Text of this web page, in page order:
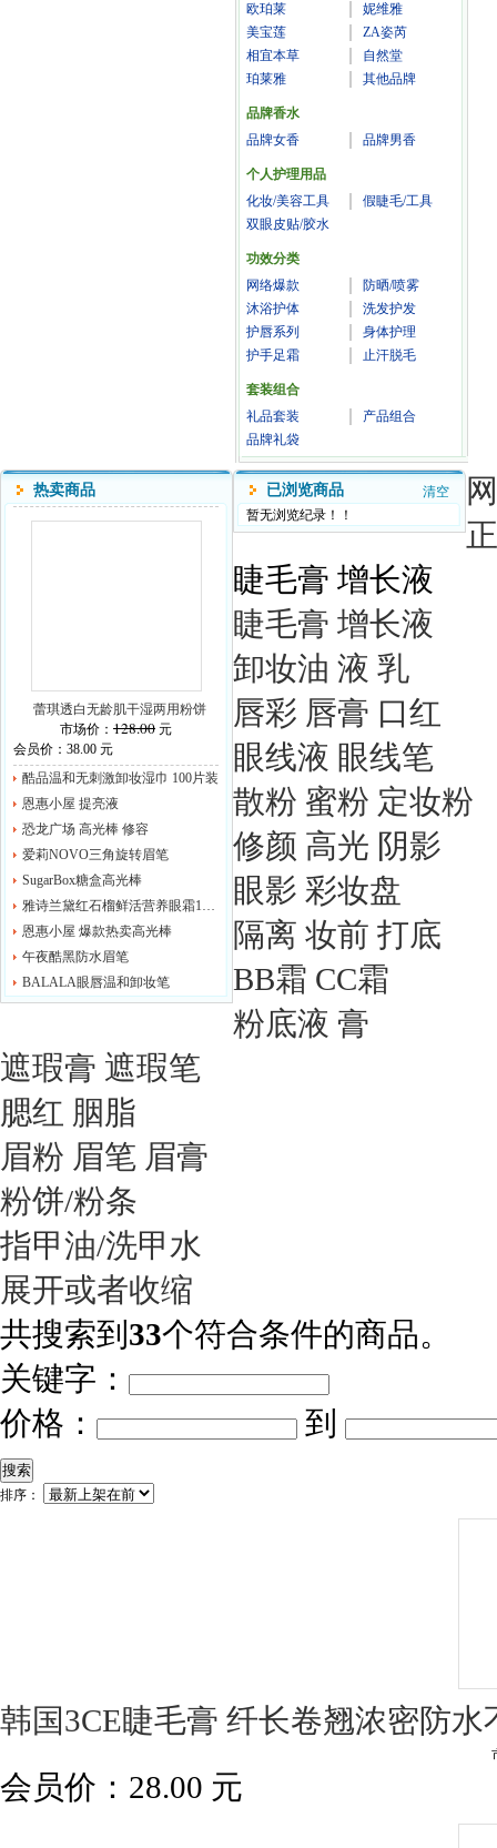
欧珀莱
妮维雅
美宝莲
ZA姿芮
相宜本草
自然堂
珀莱雅
其他品牌
品牌香水
品牌女香
品牌男香
个人护理用品
化妆/美容工具
假睫毛/工具
双眼皮贴/胶水
功效分类
网络爆款
防晒/喷雾
沐浴护体
洗发护发
护唇系列
身体护理
护手足霜
止汗脱毛
套装组合
礼品套装
产品组合
品牌礼袋
热卖商品
蕾琪透白无龄肌干湿两用粉饼
市场价： 128.00 元
会员价： 38.00 元
酷品温和无刺激卸妆湿巾 100片装
恩惠小屋 提亮液
恐龙广场 高光棒 修容
爱莉NOVO三角旋转眉笔
SugarBox糖盒高光棒
雅诗兰黛红石榴鲜活营养眼霜15ml/眼部啫喱
恩惠小屋 爆款热卖高光棒
午夜酷黑防水眉笔
BALALA眼唇温和卸妆笔
已浏览商品
清空
暂无浏览纪录！！
睫毛膏 增长液
睫毛膏 增长液
卸妆油 液 乳
唇彩 唇膏 口红
眼线液 眼线笔
散粉 蜜粉 定妆粉
修颜 高光 阴影
眼影 彩妆盘
隔离 妆前 打底
BB霜 CC霜
粉底液 膏
遮瑕膏 遮瑕笔
腮红 胭脂
眉粉 眉笔 眉膏
粉饼/粉条
指甲油/洗甲水
展开或者收缩
共搜索到 33个符合条件的商品。
关键字：
价格：
到
搜索
排序：
韩国3CE睫毛膏 纤长卷翘浓密防水
会员价： 28.00 元